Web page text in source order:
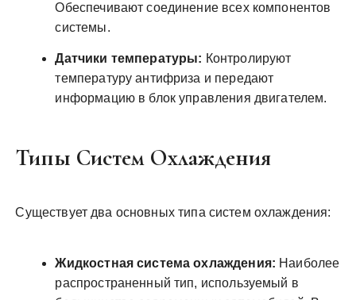
Обеспечивают соединение всех компонентов
системы.
Датчики температуры: Контролируют
температуру антифриза и передают
информацию в блок управления двигателем.
Типы Систем Охлаждения
Существует два основных типа систем охлаждения:
Жидкостная система охлаждения: Наиболее
распространенный тип, используемый в